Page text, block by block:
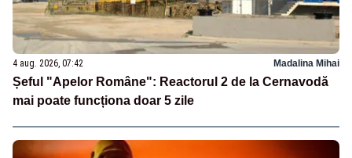
4 aug. 2026, 07:42 Madalina Mihai
Șeful "Apelor Române": Reactorul 2 de la Cernavodă
mai poate funcționa doar 5 zile